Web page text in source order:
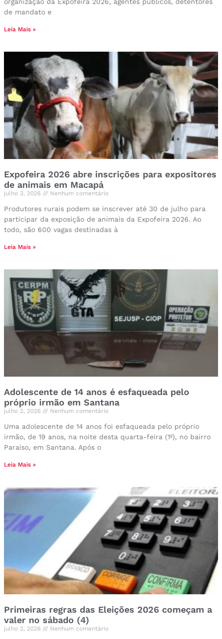
de mandato e
Leia Mais »
Expofeira 2026 abre inscrições para expositores
de animais em Macapá
julho 3, 2026 Nenhum comentário
Produtores rurais podem se inscrever até 30 de julho para
participar da exposição de animais da Expofeira 2026. Ao
todo, são 600 vagas destinadas à
Leia Mais »
Adolescente de 14 anos é esfaqueada pelo
próprio irmão em Santana
julho 2, 2026 Nenhum comentário
Uma adolescente de 14 anos foi esfaqueada pelo próprio
irmão, de 19 anos, na noite desta quarta-feira (1º), no bairro
Paraíso, em Santana. Após o
Leia Mais »
Primeiras regras das Eleições 2026 começam a
valer no sábado (4)
julho 2, 2026 Nenhum comentário